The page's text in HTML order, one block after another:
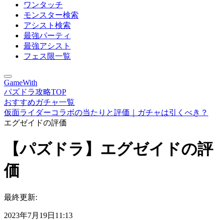
ワンタッチ
モンスター検索
アシスト検索
最強パーティ
最強アシスト
フェス限一覧
GameWith
パズドラ攻略TOP
おすすめガチャ一覧
仮面ライダーコラボの当たりと評価｜ガチャは引くべき？
エグゼイドの評価
【パズドラ】エグゼイドの評
価
最終更新:
2023年7月19日11:13